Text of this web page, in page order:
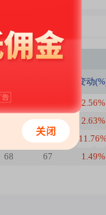
持股家数
变动
80 2.56%
76 2.63%
68
68 67 1.49%